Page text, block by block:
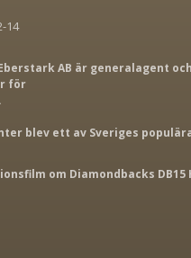
14
AB är generalagent
för
blev ett av Sveriges
om Diamondbacks DB15